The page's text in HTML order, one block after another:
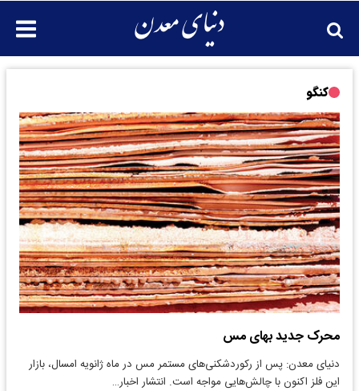
کنگو
محرک جدید بهای مس
دنیای معدن: پس از رکوردشکنی‌های مستمر مس در ماه ژانویه امسال، بازار
این فلز اکنون با چالش‌هایی مواجه است. انتشار اخبار…